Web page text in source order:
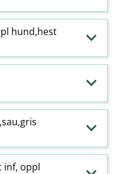
hund,hest
inf, oppl